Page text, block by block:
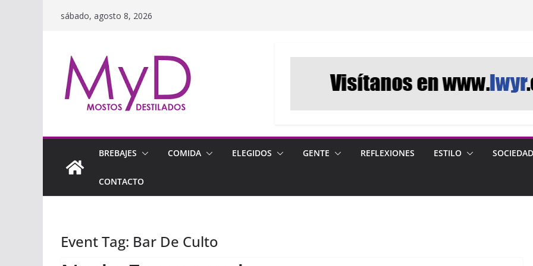
sábado, agosto 8, 2026
BREBAJES COMIDA ELEGIDOS GENTE REFLEXIONES ESTILO SOCIEDAD
CONTACTO
Event Tag: Bar De Culto